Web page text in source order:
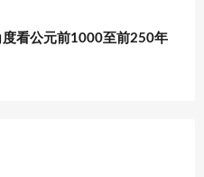
度看公元前1000至前250年